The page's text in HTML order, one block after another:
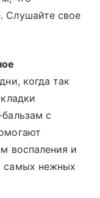
Слушайте свое
когда так
с
воспаления и
самых нежных